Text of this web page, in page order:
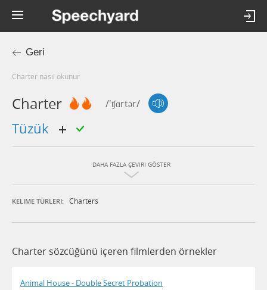
Geri
charter nasıl okunur
Charter /'ʧɑrtər/
tüzük
DAHA FAZLA ÇEVIRI GÖSTER
KELIME TÜRLERI: Charters
Charter sözcüğünü içeren filmlerden örnekler
Animal House - Double Secret Probation